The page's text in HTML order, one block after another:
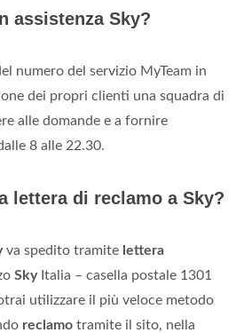
assistenza Sky?
numero del servizio MyTeam in
dei propri clienti una squadra di
alle domande e a fornire
8 alle 22.30.
lettera di reclamo a Sky?
va spedito tramite lettera
SkyItalia – casella postale 1301
utilizzare il più veloce metodo
reclamo tramite il sito, nella